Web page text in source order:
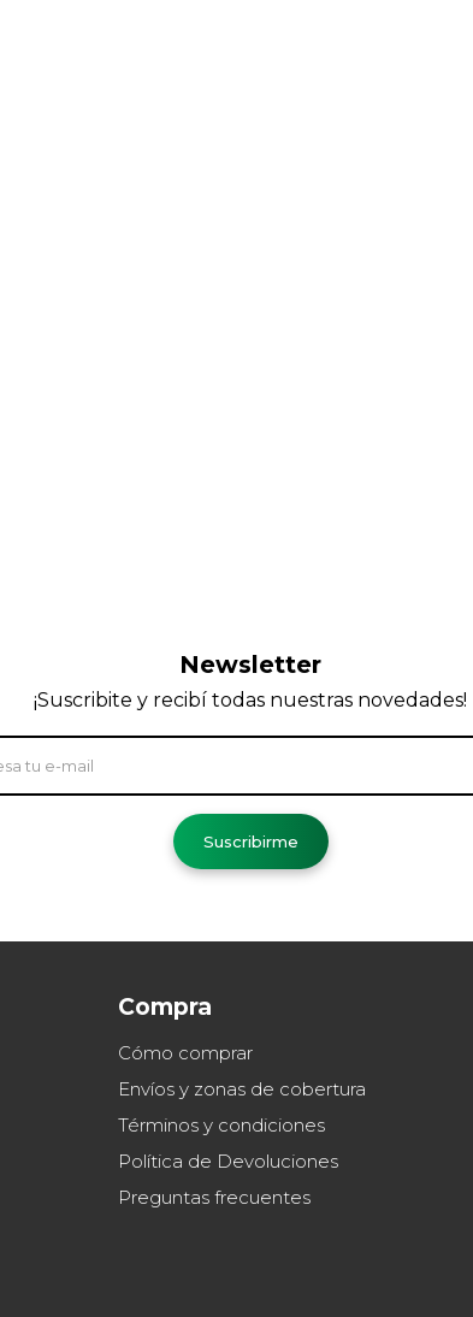
Compra
Cómo comprar
Envíos y zonas de cobertura
Términos y condiciones
Política de Devoluciones
Preguntas frecuentes
Newsletter
¡Suscribite y recibí todas nuestras novedades!
Suscribirme